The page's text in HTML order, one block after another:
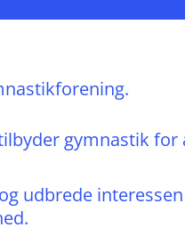
gymnastik for
udbrede